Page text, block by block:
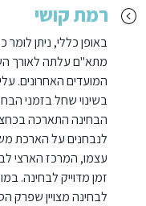
רמת קושי
באופן כללי, ניתן
מתא"ם עלתה לאורך
המועדים האחרונים.
בשינוי שחל בזמני
הבחינה התארכה
לנבחנים על הארכת
עצמו, המרכז הארצי
זמן מדוייק לבחינה.
לבחינה מצויין שפרק